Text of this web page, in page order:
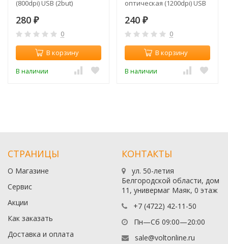
(800dpi) USB (2but)
280 ₽
0
В корзину
В наличии
оптическая (1200dpi) USB
240 ₽
0
В корзину
В наличии
СТРАНИЦЫ
О Магазине
Сервис
Акции
Как заказать
Доставка и оплата
КОНТАКТЫ
ул. 50-летия
Белгородской области, дом
11, универмаг Маяк, 0 этаж
+7 (4722) 42-11-50
Пн—Сб 09:00—20:00
sale@voltonline.ru